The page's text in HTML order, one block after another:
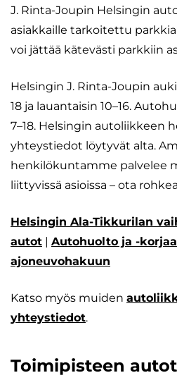
J. Rinta-Joupin Helsingin
asiakkaille tarkoitettu
voi jättää kätevästi parkkiin
Helsingin J. Rinta-Joupin
18 ja lauantaisin 10–16.
7–18. Helsingin autoliikkeen
yhteystiedot löytyvät alta.
henkilökuntamme palvelee
liittyvissä asioissa – ota
Helsingin Ala-Tikkurilan
autot | Autohuolto ja -
ajoneuvohakuun
Katso myös muiden
yhteystiedot.
Toimipisteen autot